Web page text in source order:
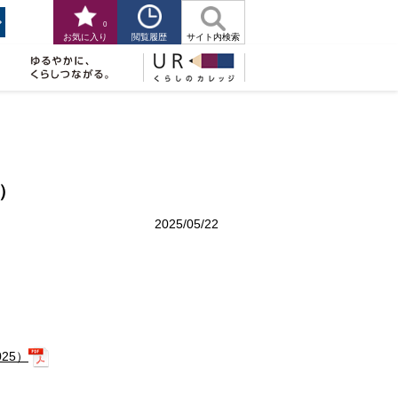
お気に入り
0
閲覧履歴 サイト内検索
2025/05/22
）